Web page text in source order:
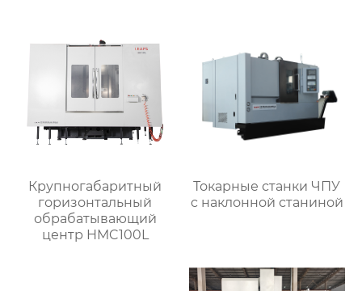
Крупногабаритный
горизонтальный
обрабатывающий
центр HMC100L
Токарные станки ЧПУ
c наклонной станиной